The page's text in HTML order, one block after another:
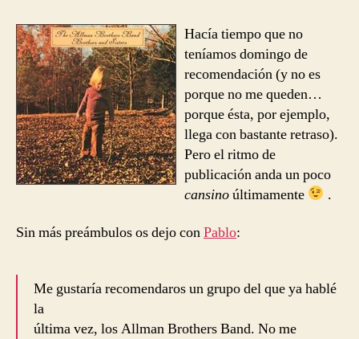
Band
–
Jessica
[Recomendación]
Hacía tiempo que no
teníamos domingo de
recomendación (y no es
porque no me queden…
porque ésta, por ejemplo,
llega con bastante retraso).
Pero el ritmo de
publicación anda un poco
cansinoúltimamente .
Sin más preámbulos os dejo conPablo:
Me gustaría recomendaros un grupo del que ya hablé
la
última vez, los Allman Brothers Band. No me